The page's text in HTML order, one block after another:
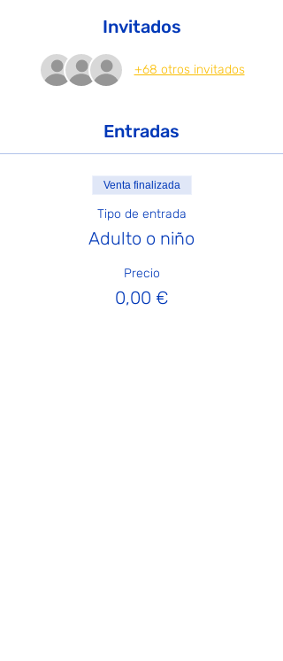
Invitados
+68 otros invitados
Entradas
Venta finalizada
Tipo de entrada
Adulto o niño
Precio
0,00 €